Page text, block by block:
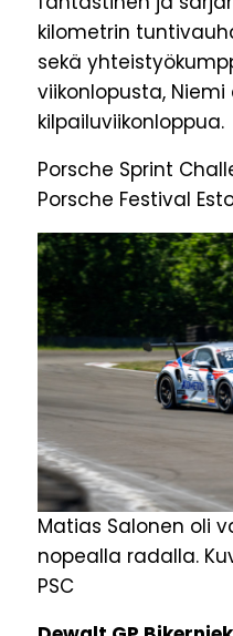
kilometrin
sekä
viikonlopusta, Niemi
kilpailuviikonloppua.
Porsche Sprint
Porsche Festival
Matias Salonen oli
nopealla radalla.
PSC